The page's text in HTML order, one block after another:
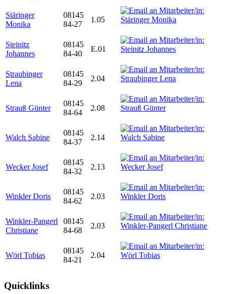
Stäringer
Monika
08145
84-27
1.05
Steinitz
Johannes
08145
84-40
E.01
Straubinger
Lena
08145
84-29
2.04
Strauß Günter
08145
84-64
2.08
Walch Sabine
08145
84-37
2.14
Wecker Josef
08145
84-32
2.13
Winkler Doris
08145
84-62
2.03
Winkler-Pangerl
Christiane
08145
84-68
2.03
Wörl Tobias
08145
84-21
2.04
Quicklinks